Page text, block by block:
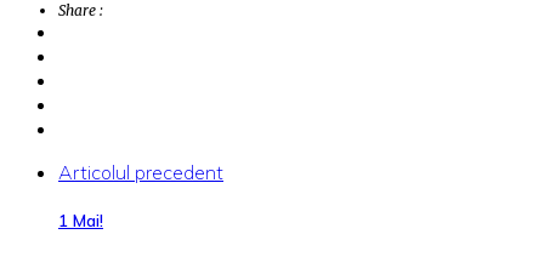
Share :
Articolul precedent
1 Mai!